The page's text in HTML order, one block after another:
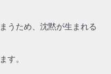
うため、沈黙が生まれる
す。